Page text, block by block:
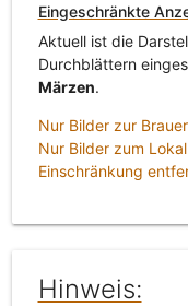
Eingeschränkte
Aktuell ist die
Durchblättern
Märzen.
Nur Bilder zur
Nur Bilder zum
Einschränkung
Hinweis: